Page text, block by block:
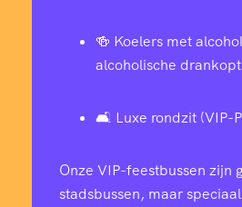
🍻 Koelers met
alcoholische
🛋 Luxe rondzit (VIP-
Onze VIP-feestbussen zijn
stadsbussen, maar